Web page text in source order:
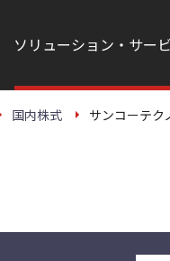
ソリューション・サー
国内株式 サンコーテク